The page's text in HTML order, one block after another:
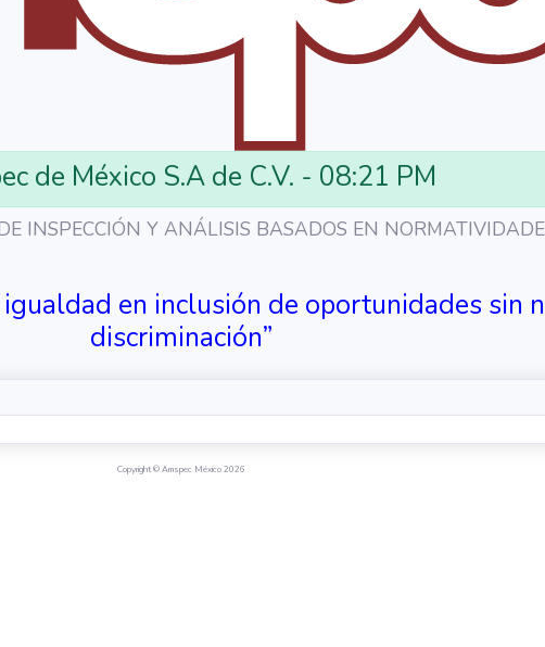
de México S.A de C.V. - 08:21 PM
INSPECCIÓN Y ANÁLISIS BASADOS EN
en inclusión de oportunidades sin
discriminación”
Copyright © Amspec México 2026